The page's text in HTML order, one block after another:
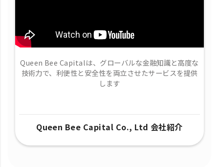
Queen Bee Capitalは、グローバルな金融知識と高度な
技術力で、​利便性と安全性を両立させたサービスを提供
します
Queen Bee Capital Co., Ltd 会社紹介